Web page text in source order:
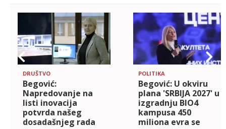
DRUŠTVO
Begović:
Napredovanje na
listi inovacija
potvrda našeg
dosadašnjeg rada
POLITIKA
Begović: U okviru
plana 'SRBIJA 2027' u
izgradnju BIO4
kampusa 450
miliona evra se